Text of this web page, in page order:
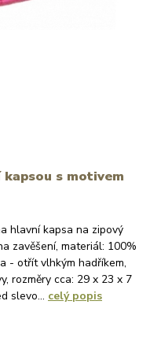
s motivem
hlavní kapsa na zipový
zavěšení, materiál: 100%
- otřít vlhkým hadříkem,
rozměry cca: 29 x 23 x 7
slevo... celý popis